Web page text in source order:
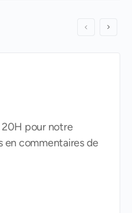
20H pour notre
en commentaires de